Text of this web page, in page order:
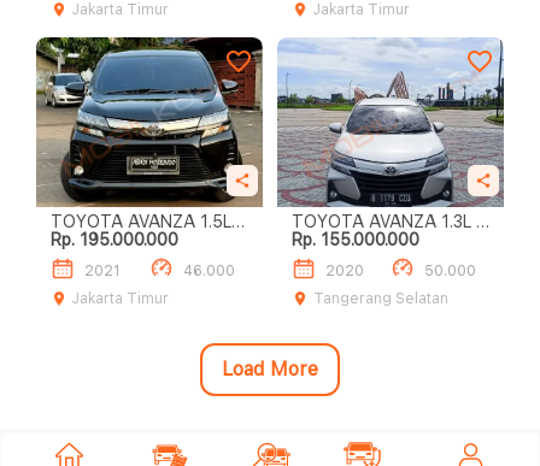
Jakarta Timur
Jakarta Timur
TOYOTA AVANZA 1.5L
VELOZ M/T
Rp. 195.000.000
2021
46.000
Jakarta Timur
TOYOTA AVANZA 1.3L E
A/T
Rp. 155.000.000
2020
50.000
Tangerang Selatan
Load More